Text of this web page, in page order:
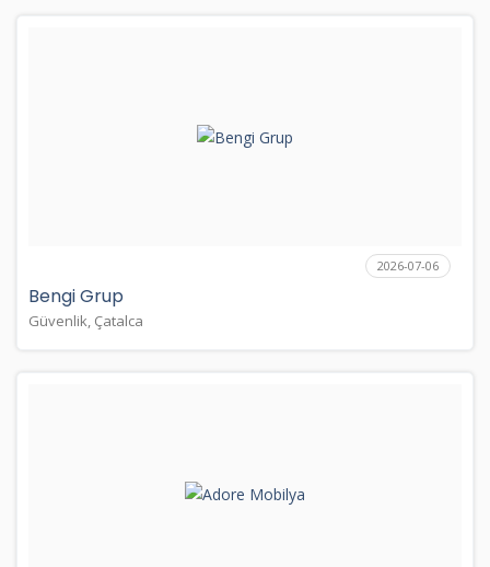
2026-07-06
Bengi Grup
Güvenlik, Çatalca